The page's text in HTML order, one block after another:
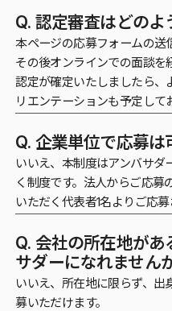
Q. 認定審査はどのよ
本ページの応募フォームの送
その後オンラインでの面談を
認定が確定いたしましたら、
リエンテーションも予定して
Q. 企業単位で応募は
いいえ、本制度はアンバサ
く制度です。法人からご応募
いただく代表者1名よりご応募
Q. 会社の所在地が
サダーになれません
いいえ、所在地に限らず、
募いただけます。